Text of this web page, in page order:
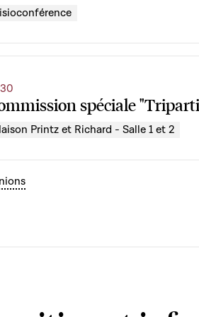
spéciale
Printz et Richard - Salle 1 et 2